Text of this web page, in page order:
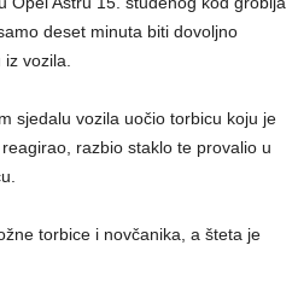
deset minuta biti dovoljno
iz vozila.
sjedalu vozila uočio torbicu koju je
razbio staklo te provalio u
torbice i novčanika, a šteta je